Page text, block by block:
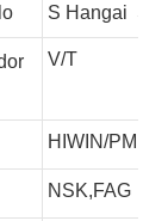
S Hangai
V/T
HIWIN/PMI
NSK,FAG